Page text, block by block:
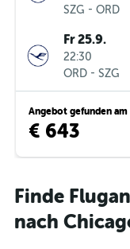
SZG - ORD
Fr 25.9.
22:30
ORD - SZG
Angebot gefunden am
€ 643
Finde
nach